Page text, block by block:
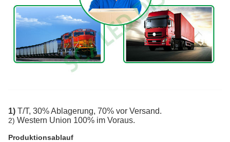
1) T/T, 30% Ablagerung, 70% vor Versand.
2) Western Union 100% im Voraus.
Produktionsablauf